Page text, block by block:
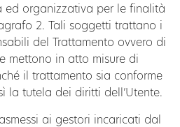
ed organizzativa per le finalità
2. Tali soggetti trattano i
del Trattamento ovvero di
mettono in atto misure di
il trattamento sia conforme
la tutela dei diritti dell’Utente.
ai gestori incaricati dal